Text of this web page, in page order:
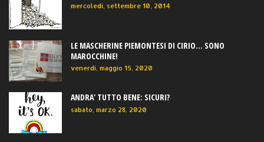
mercoledì, settembre 10, 2014
LE MASCHERINE PIEMONTESI DI CIRIO... SONO
MAROCCHINE!
venerdì, maggio 15, 2020
ANDRA' TUTTO BENE: SICURI?
sabato, marzo 28, 2020